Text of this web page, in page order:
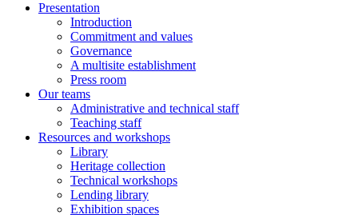
Presentation
Introduction
Commitment and values
Governance
A multisite establishment
Press room
Our teams
Administrative and technical staff
Teaching staff
Resources and workshops
Library
Heritage collection
Technical workshops
Lending library
Exhibition spaces